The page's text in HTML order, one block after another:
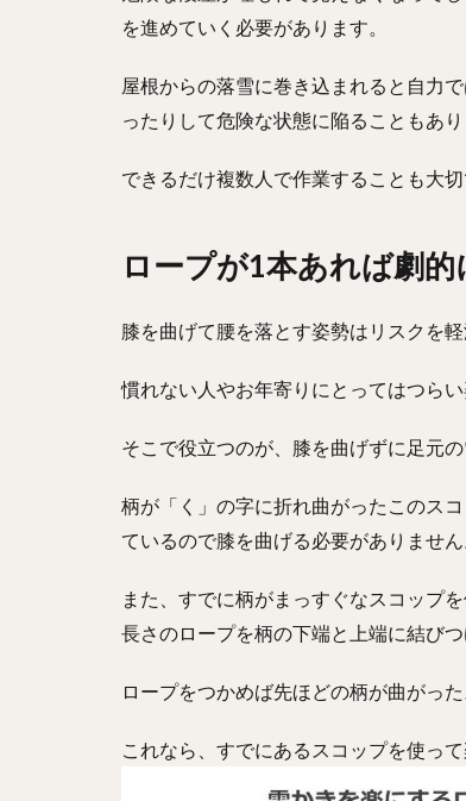
を進めていく必要があります。
屋根からの落雪に巻き込まれると自力
ったりして危険な状態に陥ることもあり
できるだけ複数人で作業することも大切
ロープが1本あれば劇的
膝を曲げて腰を落とす姿勢はリスクを
慣れない人やお年寄りにとってはつらい
そこで役立つのが、膝を曲げずに足元
柄が「く」の字に折れ曲がったこのス
ているので膝を曲げる必要がありません
また、すでに柄がまっすぐなスコップ
長さのロープを柄の下端と上端に結びつ
ロープをつかめば先ほどの柄が曲がっ
これなら、すでにあるスコップを使っ